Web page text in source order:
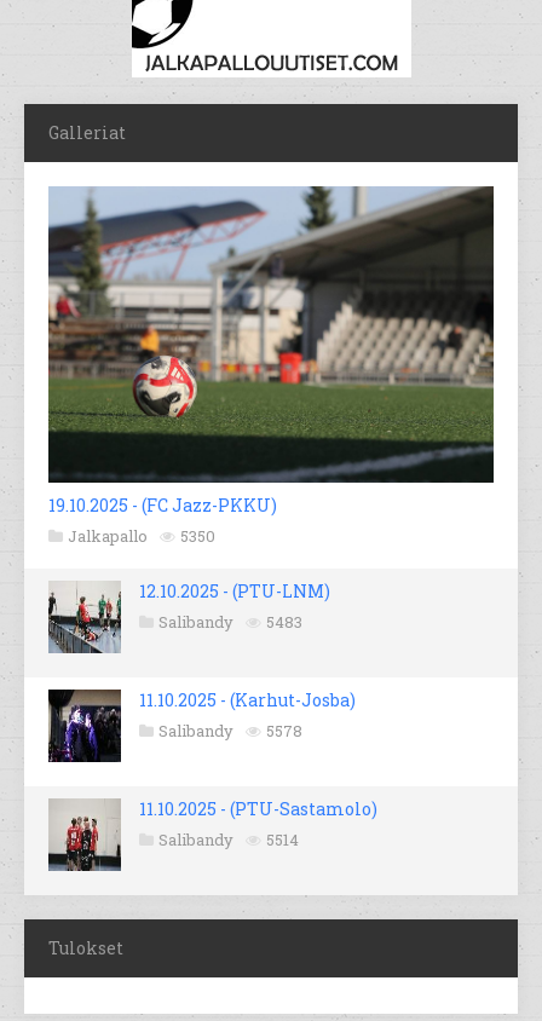
Galleriat
19.10.2025 - (FC Jazz-PKKU)
Jalkapallo 5350
12.10.2025 - (PTU-LNM)
Salibandy 5483
11.10.2025 - (Karhut-Josba)
Salibandy 5578
11.10.2025 - (PTU-Sastamolo)
Salibandy 5514
Tulokset